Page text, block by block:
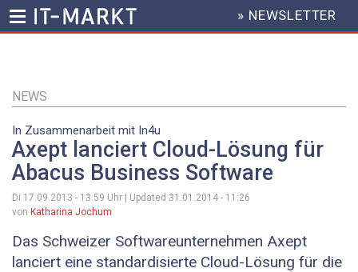
Inhalt
HEADER
MENU
» NEWSLETTER
NEWS
In Zusammenarbeit mit In4u
Axept lanciert Cloud-Lösung für
Abacus Business Software
Di 17.09.2013 - 13:59 Uhr | Updated 31.01.2014 - 11:26
von Katharina Jochum
Das Schweizer Softwareunternehmen Axept
lanciert eine standardisierte Cloud-Lösung für die